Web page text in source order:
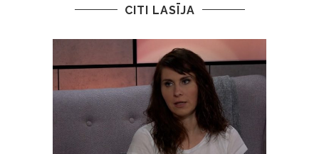
CITI LASĪJA